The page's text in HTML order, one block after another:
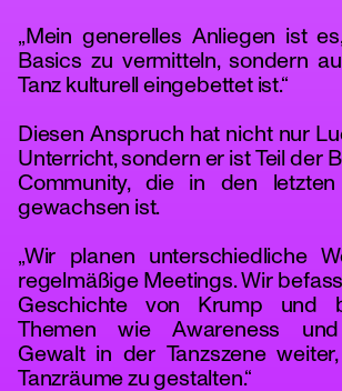
„Mein generelles Anliegen ist
Basics zu vermitteln, sondern
Tanz kulturell eingebettet ist.“
Diesen Anspruch hat nicht nur
Unterricht, sondern er ist Teil der
Community, die in den
gewachsen ist.
„Wir planen unterschiedliche
regelmäßige Meetings. Wir
Geschichte von Krump und
Themen wie Awareness und
Gewalt in der Tanzszene
Tanzräume zu gestalten.“